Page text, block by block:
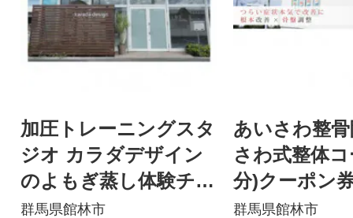
加圧トレーニングスタ
ジオ カラダデザイン
のよもぎ蒸し体験チケ
ット(1名様分)
群馬県館林市
あいさわ整
さわ式整体
分)クーポン
群馬県館林市